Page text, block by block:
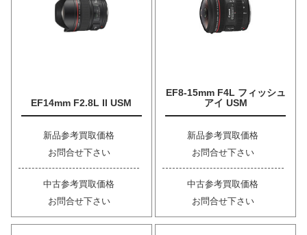
EF14mm F2.8L II USM
新品参考買取価格
お問合せ下さい
中古参考買取価格
お問合せ下さい
EF8-15mm F4L フィッシュ
アイ USM
新品参考買取価格
お問合せ下さい
中古参考買取価格
お問合せ下さい